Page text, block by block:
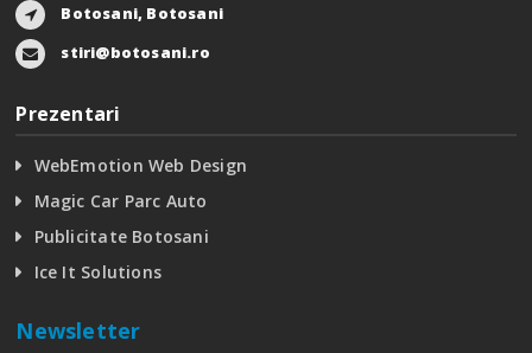
Botosani, Botosani
stiri@botosani.ro
Prezentari
WebEmotion Web Design
Magic Car Parc Auto
Publicitate Botosani
Ice It Solutions
Newsletter